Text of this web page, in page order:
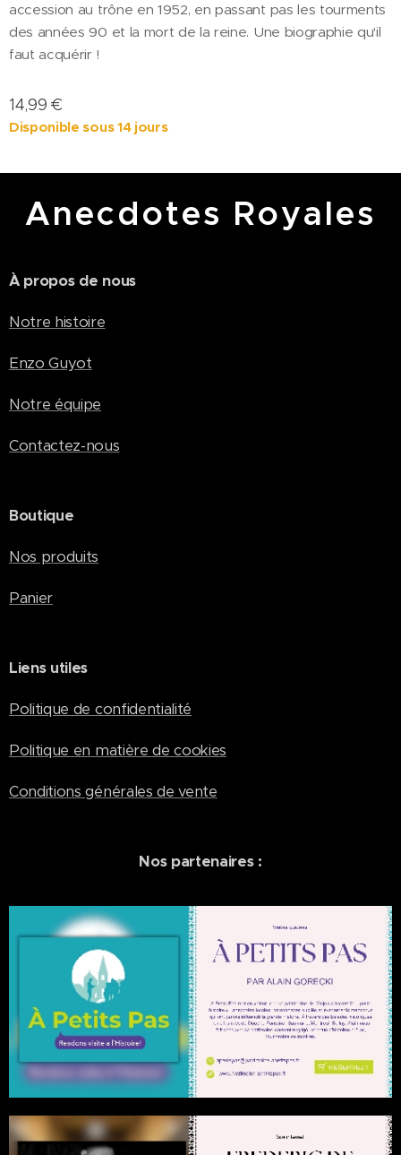
accession au trône en 1952, en passant pas les tourments
des années 90 et la mort de la reine. Une biographie qu'il
faut acquérir !
14,99 €
Disponible sous 14 jours
Anecdotes Royales
À propos de nous
Notre histoire
Enzo Guyot
Notre équipe
Contactez-nous
Boutique
Nos produits
Panier
Liens utiles
Politique de confidentialité
Politique en matière de cookies
Conditions générales de vente
Nos partenaires :